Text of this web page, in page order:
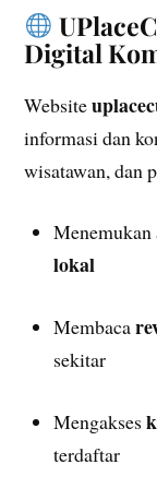
Digital
Website
informasi dan
wisatawan, dan
lokal
Membaca
sekitar
Mengakses
terdaftar